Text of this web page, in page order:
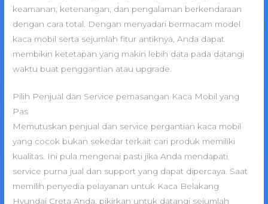
keamanan, ketenangan, dan pengalaman berkendaraan
dengan cara total. Dengan menyadari bermacam model
kaca mobil serta sejumlah fitur antiknya, Anda dapat
membikin ketetapan yang makin lebih data pada datangi
waktu buat penggantian atau upgrade.
Pilih Penjual dan Service pemasangan Kaca Mobil yang
Pas
Memutuskan penjual dan service pergantian kaca mobil
yang cocok bukan sekedar terkait cari produk memiliki
kualitas. Ini pula mengenai pasti jika Anda mendapati
service purna jual dan support yang dapat dipercaya. Saat
memilih penyedia pelayanan untuk Kaca Belakang
Hyundai Creta Anda, pikirkan untuk datangi sejumlah